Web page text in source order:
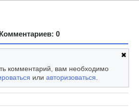
Комментариев: 0
✖
комментарий, вам необходимо
илиавторизоваться.